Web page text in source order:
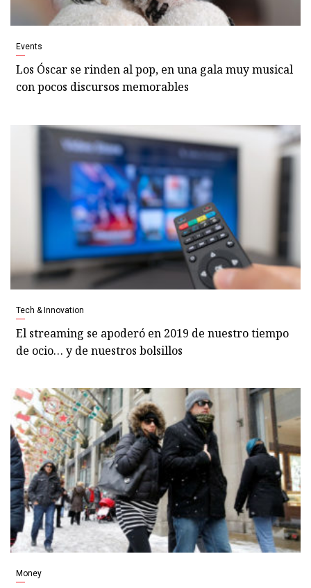
Events
Los Óscar se rinden al pop, en una gala muy musical
con pocos discursos memorables
Tech & Innovation
El streaming se apoderó en 2019 de nuestro tiempo
de ocio… y de nuestros bolsillos
Money